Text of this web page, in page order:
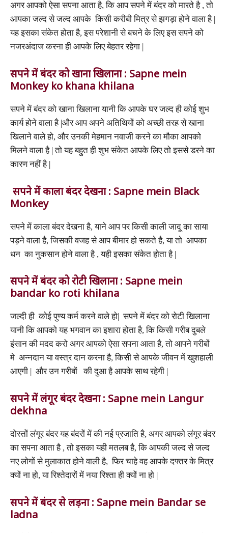
अगर आपको ऐसा सपना आता है, कि आप सपने में बंदर को मारते है , तो
आपका जल्द से जल्द आपके किसी करीबी मित्र से झगड़ा होने वाला है |
यह इसका संकेत होता है, इस परेशानी से बचने के लिए इस सपने को
नजरअंदाज करना ही आपके लिए बेहतर रहेगा |
सपने में बंदर को खाना खिलाना : Sapne mein
Monkey ko khana khilana
सपने में बंदर को खाना खिलाना यानी कि आपके घर जल्द ही कोई शुभ
कार्य होने वाला है |और आप अपने अतिथियों को अच्छी तरह से खाना
खिलाने वाले हो, और उनकी मेहमान नवाजी करने का मौका आपको
मिलने वाला है | तो यह बहुत ही शुभ संकेत आपके लिए तो इससे डरने का
कारण नहीं है |
सपने में काला बंदर देखना : Sapne mein Black
Monkey
सपने में काला बंदर देखना है, याने आप पर किसी काली जादू का साया
पड़ने वाला है, जिसकी वजह से आप बीमार हो सकते है, या तो आपका
धन का नुकसान होने वाला है , यही इसका संकेत होता है |
सपने में बंदर को रोटी खिलाना : Sapne mein
bandar ko roti khilana
जल्दी ही कोई पुण्य कर्म करने वाले हो| सपने में बंदर को रोटी खिलाना
यानी कि आपको यह भगवान का इशारा होता है, कि किसी गरीब दुबले
इंसान की मदद करो अगर आपको ऐसा सपना आता है, तो आपने गरीबों
मे अन्नदान या वस्त्र दान करना है, किसी से आपके जीवन में खुशहाली
आएगी | और उन गरीबों की दुआ है आपके साथ रहेगी |
सपने में लंगूर बंदर देखना : Sapne mein Langur
dekhna
दोस्तों लंगूर बंदर यह बंदरों में की नई प्रजाति है, अगर आपको लंगूर बंदर
का सपना आता है , तो इसका यही मतलब है, कि आपकी जल्द से जल्द
नए लोगों से मुलाकात होने वाली है, फिर चाहे वह आपके दफ्तर के मित्र
क्यों ना हो, या रिश्तेदारों में नया रिश्ता ही क्यों ना हो |
सपने में बंदर से लड़ना : Sapne mein Bandar se
ladna